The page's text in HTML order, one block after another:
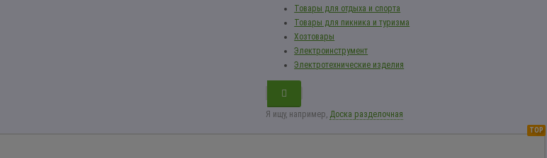
Товары для отдыха и спорта
Товары для пикника и туризма
Хозтовары
Электроинструмент
Электротехнические изделия
Я ищу, например, Доска разделочная
TOP